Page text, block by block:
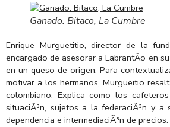
Ganado. Bitaco, La Cumbre
Enrique Murguetitio, director de la
encargado de asesorar a LabrantÃ­o en
en un queso de origen. Para
motivar a los hermanos, Murgueitio
colombiano. Explica como los
situaciÃ³n, sujetos a la federaciÃ³n y a
dependencia e intermediaciÃ³n de precios.